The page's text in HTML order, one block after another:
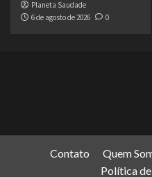
Planeta Saudade
6 de agosto de 2026
0
Contato Quem
Política